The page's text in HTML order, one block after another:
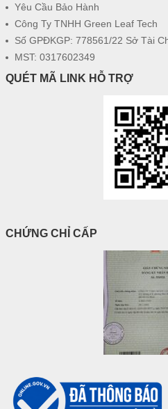
Yêu Cầu Bảo Hành
Công Ty TNHH Green Leaf Tech
Số GPĐKGP: 778561/22 Sở Tài
MST: 0317602349
QUÉT MÃ LINK HỖ TRỢ
CHỨNG CHỈ CẤP